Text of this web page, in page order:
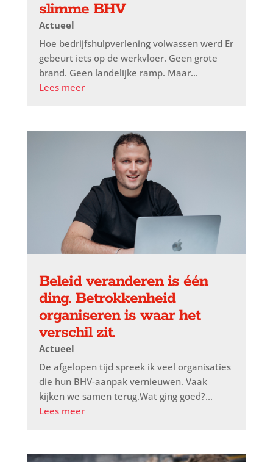
slimme BHV
Actueel
Hoe bedrijfshulpverlening volwassen werd Er
gebeurt iets op de werkvloer. Geen grote
brand. Geen landelijke ramp. Maar...
Lees meer
Beleid veranderen is één
ding. Betrokkenheid
organiseren is waar het
verschil zit.
Actueel
De afgelopen tijd spreek ik veel organisaties
die hun BHV-aanpak vernieuwen. Vaak
kijken we samen terug.Wat ging goed?...
Lees meer